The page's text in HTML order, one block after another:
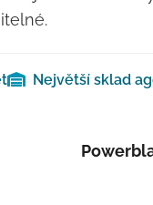
Největší sklad